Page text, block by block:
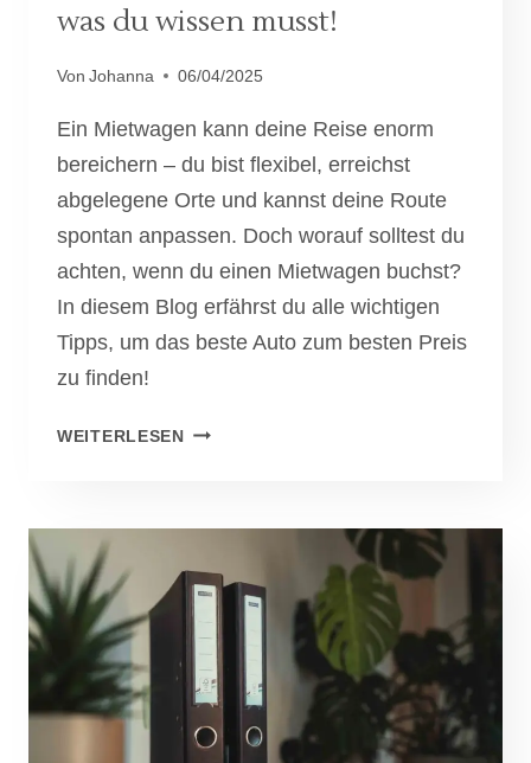
was du wissen musst!
Von Johanna 06/04/2025
Ein Mietwagen kann deine Reise enorm
bereichern – du bist flexibel, erreichst
abgelegene Orte und kannst deine Route
spontan anpassen. Doch worauf solltest du
achten, wenn du einen Mietwagen buchst?
In diesem Blog erfährst du alle wichtigen
Tipps, um das beste Auto zum besten Preis
zu finden!
WEITERLESENMIETWAGEN
DU
WISSEN
MUSST!